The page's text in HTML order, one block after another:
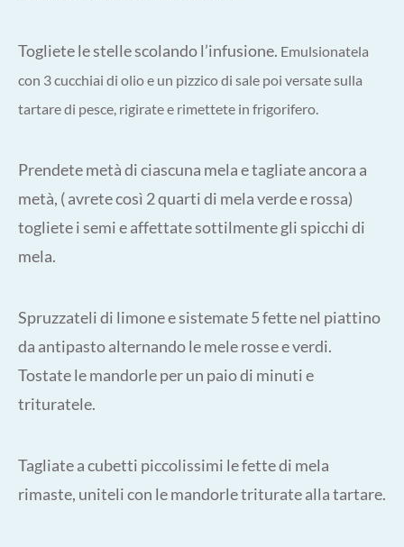
Togliete le stelle scolando l’infusione. Emulsionatela
con 3 cucchiai di olio e un pizzico di sale poi versate sulla
tartare di pesce, rigirate e rimettete in frigorifero.
Prendete metà di ciascuna mela e tagliate ancora a
metà, ( avrete così 2 quarti di mela verde e rossa)
togliete i semi e affettate sottilmente gli spicchi di
mela.
Spruzzateli di limone e sistemate 5 fette nel piattino
da antipasto alternando le mele rosse e verdi.
Tostate le mandorle per un paio di minuti e
trituratele.
Tagliate a cubetti piccolissimi le fette di mela
rimaste, uniteli con le mandorle triturate alla tartare.